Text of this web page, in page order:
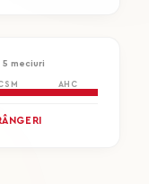
meciuri
AHC